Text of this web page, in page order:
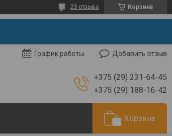
Корзина
23 отзыва
График работы Добавить отзыв
+375 (29) 231-64-45
+375 (29) 188-16-42
Корзина